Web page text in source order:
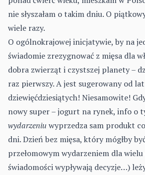
nie słyszałam o takim dniu. O
wiele razy.
O ogólnokrajowej inicjatywie, by na
świadomie zrezygnować z mięsa dla
dobra zwierząt i czystszej planety –
raz pierwszy. A jest sugerowany od lat
dziewięćdziesiątych! Niesamowite!
nowy super – jogurt na rynek, info o
wydarzeniu wyprzedza sam produkt
dni. Dzień bez mięsa, który mógłby
przełomowym wydarzeniem dla
świadomości wypływają decyzje…)